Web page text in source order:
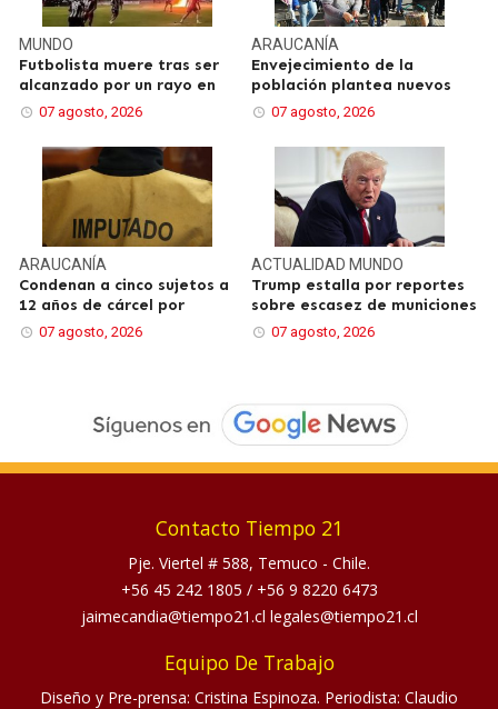
MUNDO
Futbolista muere tras ser
alcanzado por un rayo en
07 agosto, 2026
ARAUCANÍA
Envejecimiento de la
población plantea nuevos
07 agosto, 2026
ARAUCANÍA
Condenan a cinco sujetos a
12 años de cárcel por
07 agosto, 2026
ACTUALIDAD MUNDO
Trump estalla por reportes
sobre escasez de municiones
07 agosto, 2026
Contacto Tiempo 21
Pje. Viertel # 588, Temuco - Chile.
+56 45 242 1805 / +56 9 8220 6473
jaimecandia@tiempo21.cl legales@tiempo21.cl
Equipo De Trabajo
Diseño y Pre-prensa: Cristina Espinoza. Periodista: Claudio